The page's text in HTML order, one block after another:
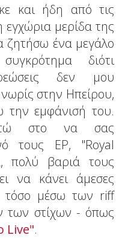
και ήδη από τις
μερίδα της
ζητήσω ένα μεγάλο
διότι
δεν μου
στην Ηπείρου,
την εμφάνισή του.
στο να σας
τους EP, "Royal
πολύ βαριά τους
να κάνει άμεσες
τόσο μέσω των riff
των στίχων - όπως
Live".